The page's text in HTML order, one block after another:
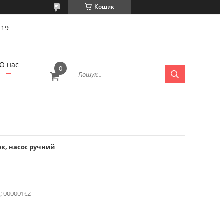
Кошик
О нас
насос ручний
00000162